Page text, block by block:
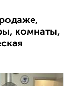
комнаты,